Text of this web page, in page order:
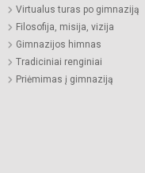
Virtualus turas po gimnaziją
Filosofija, misija, vizija
Gimnazijos himnas
Tradiciniai renginiai
Priėmimas į gimnaziją